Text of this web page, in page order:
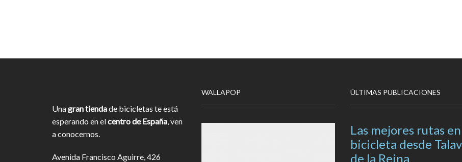
Unagran tiendade bicicletas te está
esperando en elcentro de España, ven
a conocernos.
Avenida Francisco Aguirre, 426
WALLAPOP ÚLTIMAS PUBLICACIONES
Las mejores rutas en
bicicleta desde
de la Reina